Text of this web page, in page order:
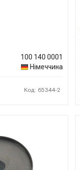
100 140 0001
Німеччина
Код: 65344-2